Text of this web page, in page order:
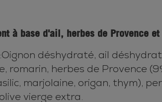
à base d'ail, herbes de Provence
déshydraté, ail
romarin, herbes de Provence
marjolaine, origan, thym),
vierge extra.